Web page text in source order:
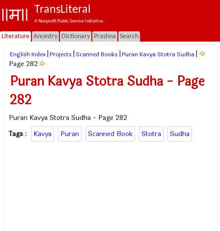
TransLiteral
A Nonprofit Public Service Initiative.
Literature Ancestry Dictionary Prashna Search
English Index Projects Scanned Books Puran Kavya Stotra Sudha
Page 282
Puran Kavya Stotra Sudha - Page
282
Puran Kavya Stotra Sudha - Page 282
Tags : Kavya Puran Scanned Book Stotra Sudha